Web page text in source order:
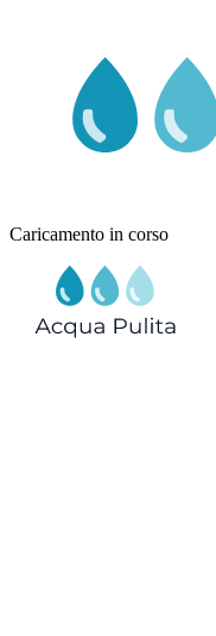
Caricamento in corso